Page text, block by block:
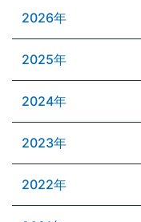
2026年
2025年
2024年
2023年
2022年